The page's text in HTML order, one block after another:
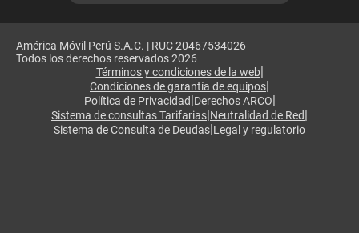
América Móvil Perú S.A.C. | RUC 20467534026
Todos los derechos reservados 2026
Términos y condiciones de la web|
Condiciones de garantía de equipos|
Política de Privacidad|Derechos ARCO|
Sistema de consultas Tarifarias|Neutralidad de Red|
Sistema de Consulta de Deudas|Legal y regulatorio